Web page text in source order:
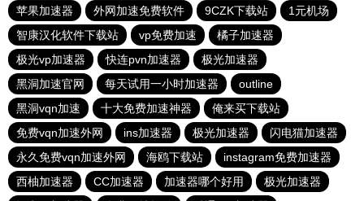
苹果加速器
外网加速免费软件 9CZK下载站
1元机场
智康汉化软件下载站
vp免费加速
橘子加速器
极光vp加速器
快连pvn加速器
极光加速器
黑洞加速官网
每天试用一小时加速器
outline
黑洞vqn加速
十大免费加速神器
俺来买下载站
免费vqn加速外网
ins加速器 极光加速器
闪电猫加速器
永久免费vqn加速外网
海鸥下载站
instagram免费加速器
西柚加速器
CC加速器 加速器哪个好用
极光加速器